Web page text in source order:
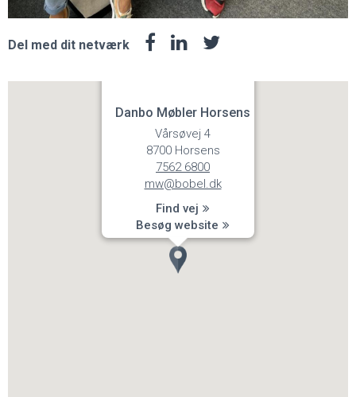
Del med dit netværk
Danbo Møbler Horsens
Vårsøvej 4
8700 Horsens
7562 6800
mw@bobel.dk
Find vej
Besøg website